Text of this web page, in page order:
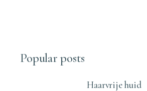
Popular posts
Haarvrije huid